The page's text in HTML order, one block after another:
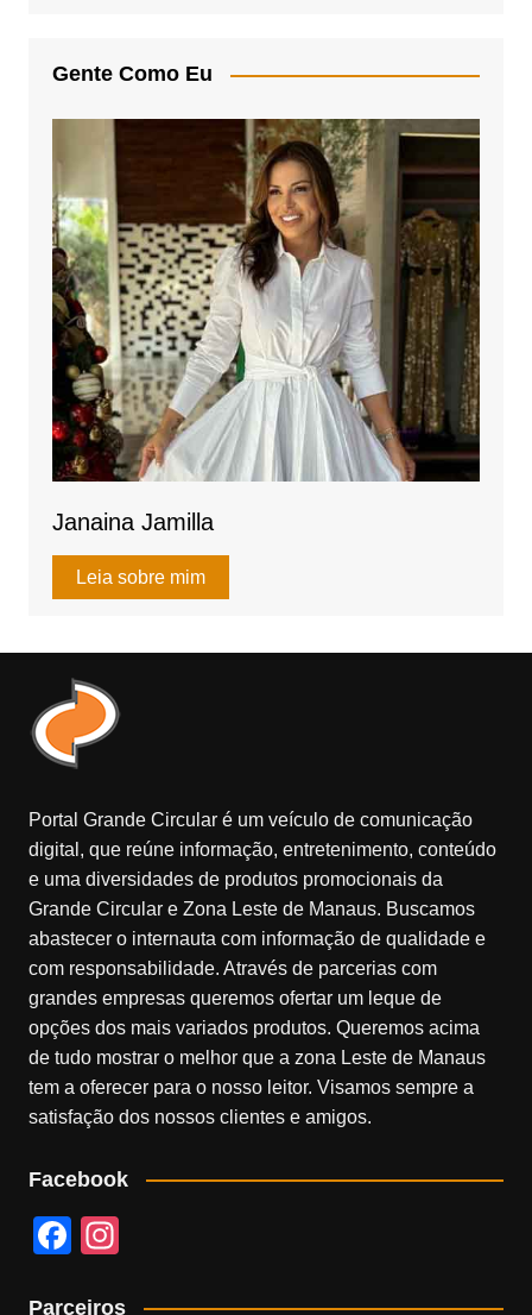
p
p
o
o
Gente Como Eu
Janaina Jamilla
Leia sobre mim
Portal Grande Circular é um veículo de comunicação
digital, que reúne informação, entretenimento, conteúdo
e uma diversidades de produtos promocionais da
Grande Circular e Zona Leste de Manaus. Buscamos
abastecer o internauta com informação de qualidade e
com responsabilidade. Através de parcerias com
grandes empresas queremos ofertar um leque de
opções dos mais variados produtos. Queremos acima
de tudo mostrar o melhor que a zona Leste de Manaus
tem a oferecer para o nosso leitor. Visamos sempre a
satisfação dos nossos clientes e amigos.
Facebook
F
Parceiros